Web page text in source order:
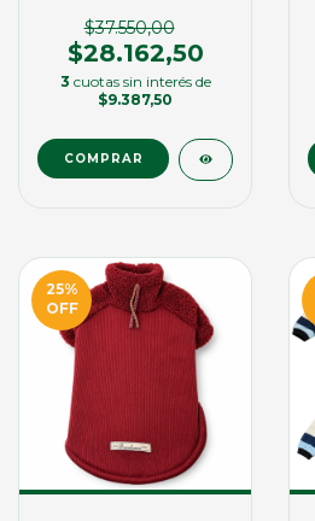
$37.550,00
$28.162,50
3 cuotas sin interés de
$9.387,50
25%
OFF